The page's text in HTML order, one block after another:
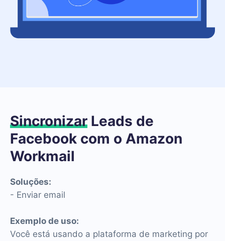
Sincronizar Leads de
Facebook com o Amazon
Workmail
Soluções:
- Enviar email
Exemplo de uso:
Você está usando a plataforma de marketing por